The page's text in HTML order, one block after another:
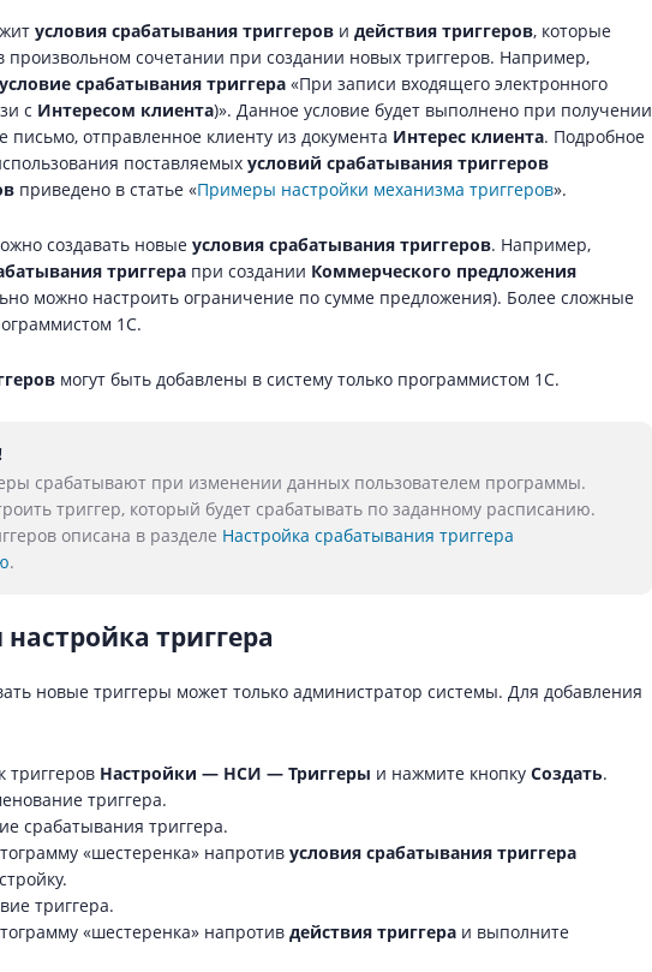
условия срабатывания триггеров и действия триггеров, которые
произвольном сочетании при создании новых триггеров. Например,
условие срабатывания триггера «При записи входящего электронного
с Интересом клиента)». Данное условие будет выполнено при получении
письмо, отправленное клиенту из документа Интерес клиента. Подробное
поставляемых условий срабатывания триггеров
приведено в статье «Примеры настройки механизма триггеров».
создавать новые условия срабатывания триггеров. Например,
триггера при создании Коммерческого предложения
можно настроить ограничение по сумме предложения). Более сложные
1С.
могут быть добавлены в систему только программистом 1С.
срабатывают при изменении данных пользователем программы.
триггер, который будет срабатывать по заданному расписанию.
описана в разделе Настройка срабатывания триггера
.
триггера
новые триггеры может только администратор системы. Для добавления
триггеров Настройки — НСИ — Триггеры и нажмите кнопку Создать.
триггера.
срабатывания триггера.
«шестеренка» напротив условия срабатывания триггера
триггера.
«шестеренка» напротив действия триггера и выполните